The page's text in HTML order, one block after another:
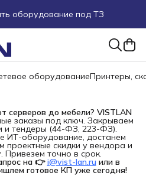
оборудование под ТЗ
работы
на e-mail или в чат
оборудованиеПринтеры,
серверов до мебели? VISTLAN
заказы под ключ. Закрываем
и тендеры (44-ФЗ, 223-ФЗ).
ИТ-оборудование, достанем
скидки у вендора и
Привезем точно в срок.
на 👉 i@vist-lan.ru или в
готовое КП уже сегодня!